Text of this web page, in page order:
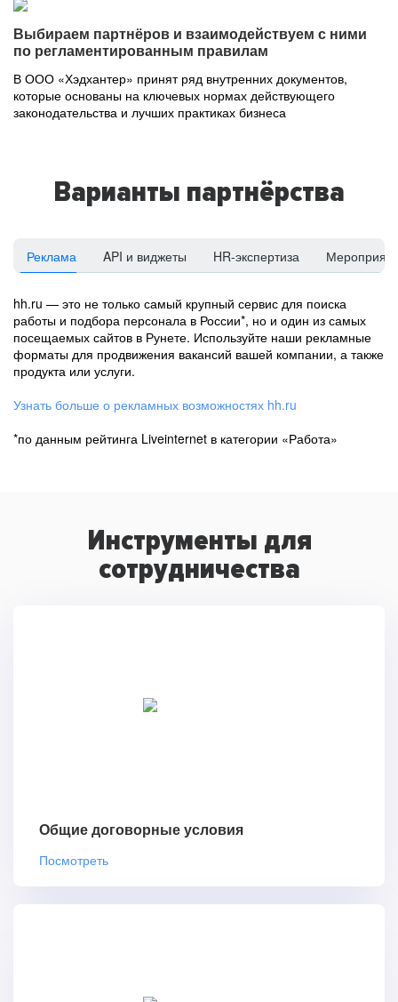
Выбираем партнёров и взаимодействуем с ними
по регламентированным правилам
В ООО «Хэдхантер» принят ряд внутренних документов,
которые основаны на ключевых нормах действующего
законодательства и лучших практиках бизнеса
Варианты партнёрства
Реклама API и виджеты HR-экспертиза
hh.ru — это не только самый крупный сервис для поиска
работы и подбора персонала в России*, но и один из самых
посещаемых сайтов в Рунете. Используйте наши рекламные
форматы для продвижения вакансий вашей компании, а также
продукта или услуги.
Узнать больше о рекламных возможностях hh.ru
*по данным рейтинга Liveinternet в категории «Работа»
Инструменты для
сотрудничества
Общие договорные условия
Посмотреть